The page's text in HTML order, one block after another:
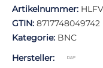
Artikelnummer:
GTIN: 8717748049742
Kategorie: BNC
Hersteller: